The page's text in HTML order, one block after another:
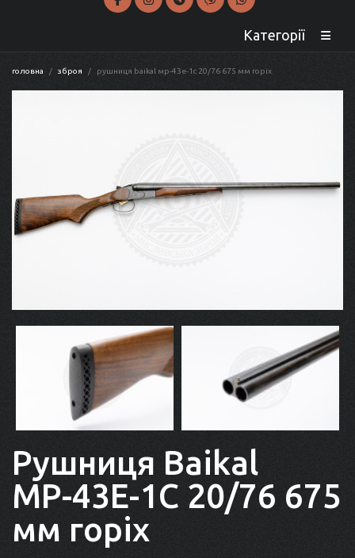
Категорії
головна зброя рушниця baikal мр-43е-1с 20/76 675 мм горіх
Рушниця Baikal
МР-43Е-1С 20/76 675
мм горіх